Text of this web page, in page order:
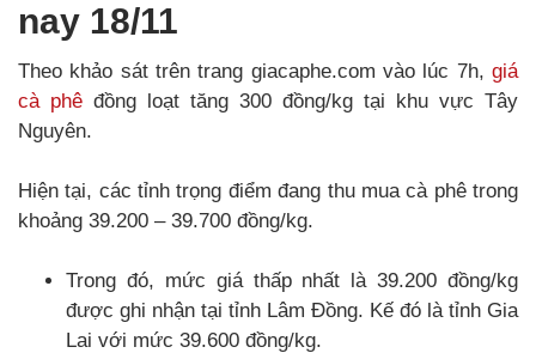
nay 18/11
Theo khảo sát trên trang giacaphe.com vào lúc 7h, giá
cà phê đồng loạt tăng 300 đồng/kg tại khu vực Tây
Nguyên.
Hiện tại, các tỉnh trọng điểm đang thu mua cà phê trong
khoảng 39.200 – 39.700 đồng/kg.
Trong đó, mức giá thấp nhất là 39.200 đồng/kg
được ghi nhận tại tỉnh Lâm Đồng. Kế đó là tỉnh Gia
Lai với mức 39.600 đồng/kg.